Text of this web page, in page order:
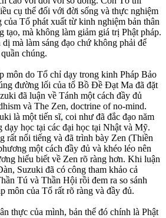
cụ thể đối với đời sống và thực nghiệm
Tổ phát xuất từ kinh nghiệm bản thân
tạo, mà không làm giảm giá trị Phật pháp.
mà làm sáng đạo chứ không phải để
chúng.
môn do Tổ chỉ dạy trong kinh Pháp Bảo
đường lối của tổ Bồ Ðề Ðạt Ma đã đặt
đã luận về Tánh một cách đầy đủ
và The Zen, doctrine of no-mind.
là một tiến sĩ, coi như đã đắc đạo năm
dạy học tại các đại học tại Nhật và Mỹ.
rất nổi tiếng và đã trình bày Zen (Thiền
một cách đầy đủ và khéo léo nên
hiểu biết về Zen rõ ràng hơn. Khi luận
Suzuki đã có công tham khảo cả
Tú và Thần Hội rồi đem ra so sánh
môn của Tổ rất rõ ràng và đầy đủ.
thực của mình, bản thể đó chính là Phật